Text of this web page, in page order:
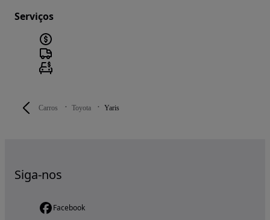
Carros Toyota Yaris
Serviços
Siga-nos
Facebook